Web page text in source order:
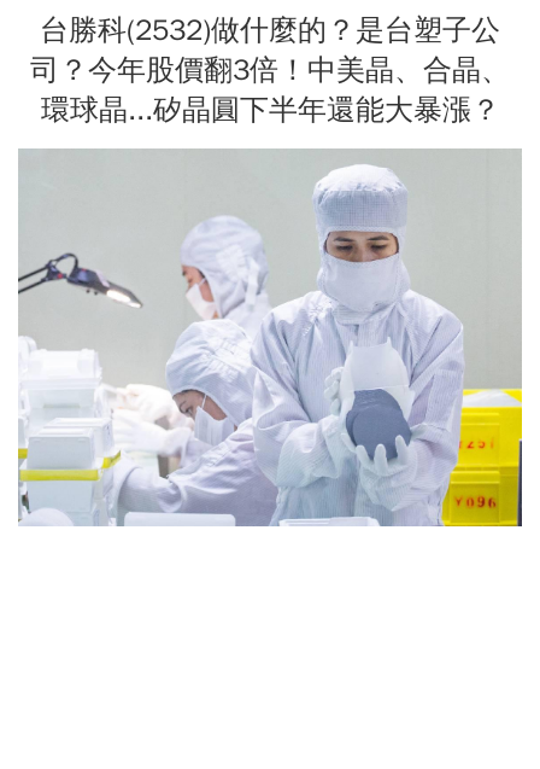
台勝科(2532)做什麼的？是台塑子公
司？今年股價翻3倍！中美晶、合晶、
環球晶...矽晶圓下半年還能大暴漲？